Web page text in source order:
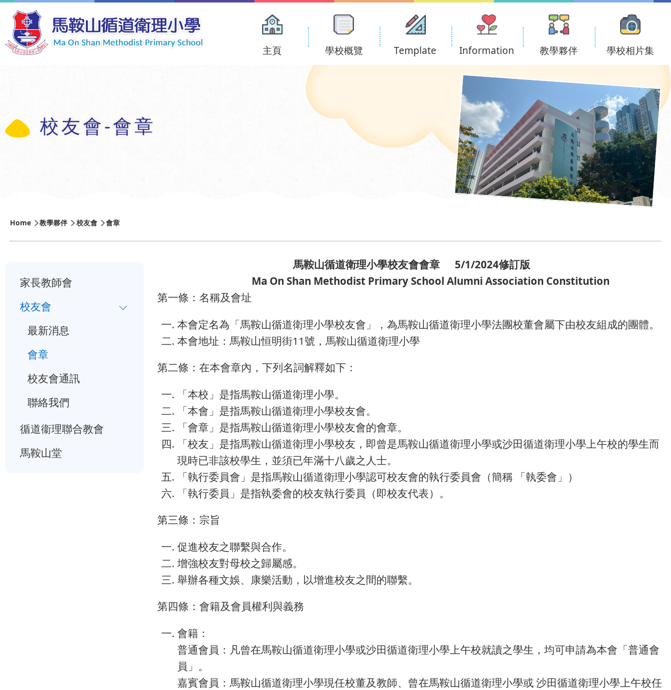
Skip to main content
Main
navigation
主頁 學校概覽 Template Information 教學夥伴 學校相片集
校友會-會章
Breadcrumb
Home 教學夥伴 校友會 會章
馬鞍山循道衛理小學校友會會章 5/1/2024修訂版
Ma On Shan Methodist Primary School Alumni Association Constitution
第一條：名稱及會址
本會定名為「馬鞍山循道衛理小學校友會」，為馬鞍山循道衛理小學法團校董會屬下由校友組成的團體。
本會地址：馬鞍山恒明街11號，馬鞍山循道衛理小學
第二條：在本會章內，下列名詞解釋如下：
「本校」是指馬鞍山循道衛理小學。
「本會」是指馬鞍山循道衛理小學校友會。
「會章」是指馬鞍山循道衛理小學校友會的會章。
「校友」是指馬鞍山循道衛理小學校友，即曾是馬鞍山循道衛理小學或沙田循道衛理小學上午校的學生而
現時已非該校學生，並須已年滿十八歲之人士。
「執行委員會」是指馬鞍山循道衛理小學認可校友會的執行委員會（簡稱 「執委會」）
「執行委員」是指執委會的校友執行委員（即校友代表）。
第三條：宗旨
促進校友之聯繫與合作。
增強校友對母校之歸屬感。
舉辦各種文娛、康樂活動，以增進校友之間的聯繫。
第四條：會籍及會員權利與義務
會籍：
普通會員：凡曾在馬鞍山循道衛理小學或沙田循道衛理小學上午校就讀之學生，均可申請為本會「普通會
員」。
嘉賓會員：馬鞍山循道衛理小學現任校董及教師、曾在馬鞍山循道衛理小學或 沙田循道衛理小學上午校任
小
一
入
家長教師會
校友會
最新消息
會章
校友會通訊
聯絡我們
循道衞理聯合教會
馬鞍山堂